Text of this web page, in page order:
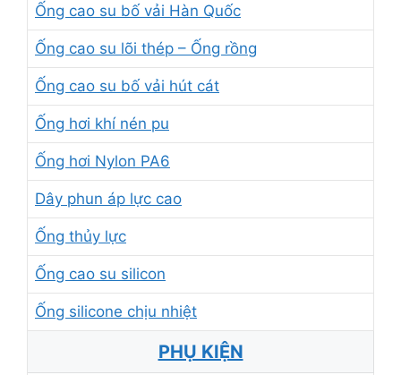
Ống cao su bố vải Hàn Quốc
Ống cao su lõi thép – Ống rồng
Ống cao su bố vải hút cát
Ống hơi khí nén pu
Ống hơi Nylon PA6
Dây phun áp lực cao
Ống thủy lực
Ống cao su silicon
Ống silicone chịu nhiệt
PHỤ KIỆN